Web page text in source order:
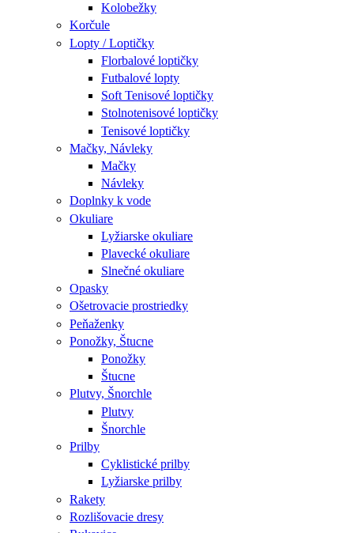
Kolobežky
Korčule
Lopty / Loptičky
Florbalové loptičky
Futbalové lopty
Soft Tenisové loptičky
Stolnotenisové loptičky
Tenisové loptičky
Mačky, Návleky
Mačky
Návleky
Doplnky k vode
Okuliare
Lyžiarske okuliare
Plavecké okuliare
Slnečné okuliare
Opasky
Ošetrovacie prostriedky
Peňaženky
Ponožky, Štucne
Ponožky
Štucne
Plutvy, Šnorchle
Plutvy
Šnorchle
Prilby
Cyklistické prilby
Lyžiarske prilby
Rakety
Rozlišovacie dresy